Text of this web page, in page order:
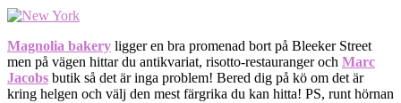
Magnolia bakery ligger en bra promenad bort på Bleeker Street
men på vägen hittar du antikvariat, risotto-restauranger och Marc
Jacobs butik så det är inga problem! Bered dig på kö om det är
kring helgen och välj den mest färgrika du kan hitta! PS, runt hörnan